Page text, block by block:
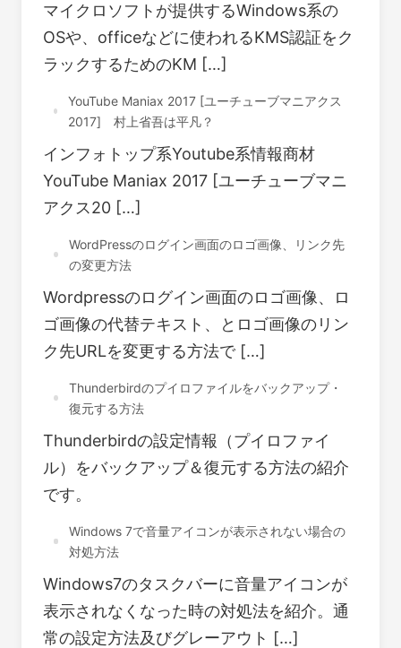
マイクロソフトが提供するWindows系の
OSや、officeなどに使われるKMS認証をク
ラックするためのKM […]
YouTube Maniax 2017 [ユーチューブマニアクス
2017] 村上省吾は平凡？
インフォトップ系Youtube系情報商材
YouTube Maniax 2017 [ユーチューブマニ
アクス20 […]
WordPressのログイン画面のロゴ画像、リンク先
の変更方法
Wordpressのログイン画面のロゴ画像、ロ
ゴ画像の代替テキスト、とロゴ画像のリン
ク先URLを変更する方法で […]
Thunderbirdのプイロファイルをバックアップ・
復元する方法
Thunderbirdの設定情報（プイロファイ
ル）をバックアップ＆復元する方法の紹介
です。
Windows 7で音量アイコンが表示されない場合の
対処方法
Windows7のタスクバーに音量アイコンが
表示されなくなった時の対処法を紹介。通
常の設定方法及びグレーアウト […]